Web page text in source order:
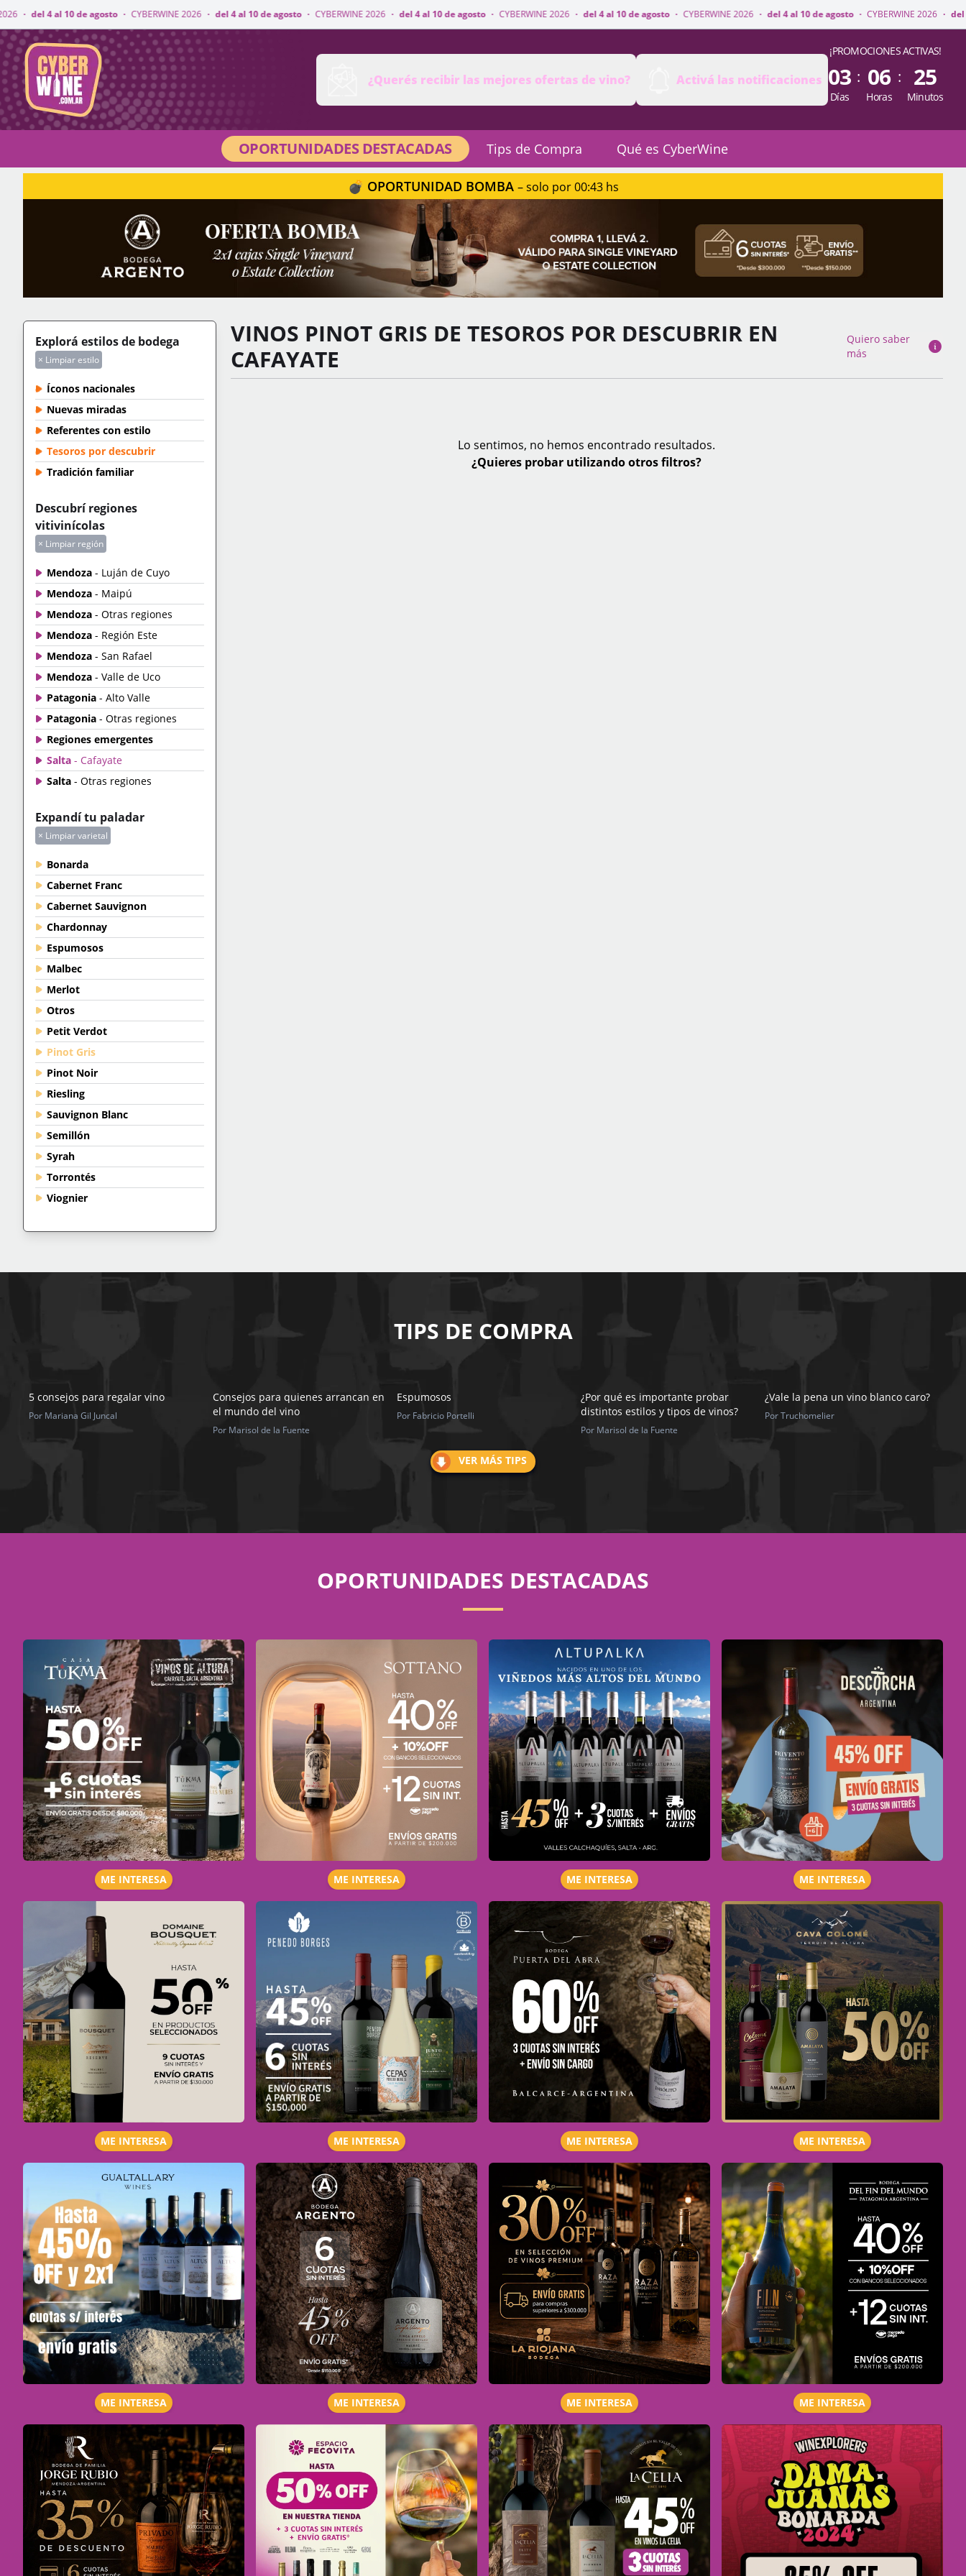
de agosto · CYBERWINE 2026 · del 4 al 10 de agosto · CYBERWINE 2026 · del 4 al 10 de agosto · CYBERWINE 2026 · del 4 al 10 de agosto · CYBERWINE 2026 · del 4 al 10 de agosto · CYBERWINE 2026 · del 4 al 10 de agosto
CyberWine
¿Querés recibir las mejores ofertas de vino?
Activá las notificaciones
¡PROMOCIONES ACTIVAS!
03
Días
: 06
Horas
: 25
Minutos
OPORTUNIDADES DESTACADAS Tips de Compra Qué es CyberWine
💣 OPORTUNIDAD BOMBA – solo por 00:43 hs
Explorá estilos de bodega
× Limpiar estilo
Íconos nacionales
Nuevas miradas
Referentes con estilo
Tesoros por descubrir
Tradición familiar
Descubrí regiones
vitivinícolas
× Limpiar región
Mendoza - Luján de Cuyo
Mendoza - Maipú
Mendoza - Otras regiones
Mendoza - Región Este
Mendoza - San Rafael
Mendoza - Valle de Uco
Patagonia - Alto Valle
Patagonia - Otras regiones
Regiones emergentes
Salta - Cafayate
Salta - Otras regiones
Expandí tu paladar
× Limpiar varietal
Bonarda
Cabernet Franc
Cabernet Sauvignon
Chardonnay
Espumosos
Malbec
Merlot
Otros
Petit Verdot
Pinot Gris
Pinot Noir
Riesling
Sauvignon Blanc
Semillón
Syrah
Torrontés
Viognier
VINOS PINOT GRIS DE TESOROS POR DESCUBRIR EN
CAFAYATE
Quiero saber
más
Lo sentimos, no hemos encontrado resultados.
¿Quieres probar utilizando otros filtros?
TIPS DE COMPRA
5 consejos para regalar vino
Por Mariana Gil Juncal
Consejos para quienes arrancan en
el mundo del vino
Por Marisol de la Fuente
Espumosos
Por Fabricio Portelli
¿Por qué es importante probar
distintos estilos y tipos de vinos?
Por Marisol de la Fuente
¿Vale la pena un vino blanco caro?
Por Truchomelier
VER MÁS TIPS
OPORTUNIDADES DESTACADAS
ME INTERESA ME INTERESA ME INTERESA ME INTERESA
ME INTERESA ME INTERESA ME INTERESA ME INTERESA
ME INTERESA ME INTERESA ME INTERESA ME INTERESA